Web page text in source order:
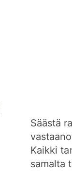
Säästä
Kaikki
samalta